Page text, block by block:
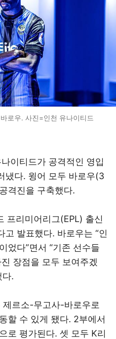
로우. 사진=인천 유나이티드
이티드가 공격적인 영입
냈다. 윙어 모두 바로우(3
격진을 구축했다.
프리미어리그(EPL) 출신
고 발표했다. 바로우는 “인
었다”면서 “기존 선수들
장점을 모두 보여주겠
다.
르소-무고사-바로우로
할 수 있게 됐다. 2부에서
로 평가된다. 셋 모두 K리